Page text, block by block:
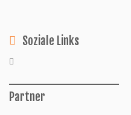
Soziale Links
Partner